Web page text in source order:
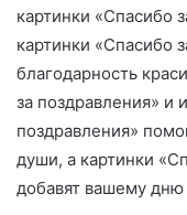
картинки «Спасибо
картинки «Спасибо
благодарность
за поздравления» и
поздравления»
души, а картинки
добавят вашему дню